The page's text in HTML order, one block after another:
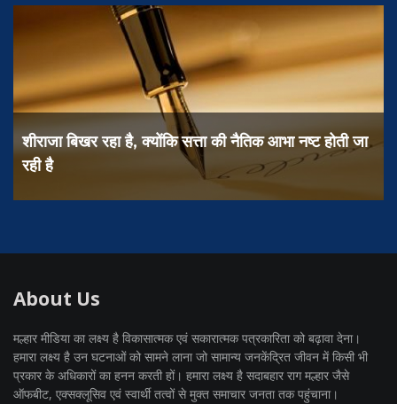
शीराजा बिखर रहा है, क्योंकि सत्ता की नैतिक आभा नष्ट होती जा
रही है
About Us
मल्हार मीडिया का लक्ष्य है विकासात्मक एवं सकारात्मक पत्रकारिता को बढ़ावा देना।
हमारा लक्ष्य है उन घटनाओं को सामने लाना जो सामान्य जनकेंद्रित जीवन में किसी भी
प्रकार के अधिकारों का हनन करती हों। हमारा लक्ष्य है सदाबहार राग मल्हार जैसे
ऑफबीट, एक्सक्लूसिव एवं स्वार्थी तत्वों से मुक्त समाचार जनता तक पहुंचाना।